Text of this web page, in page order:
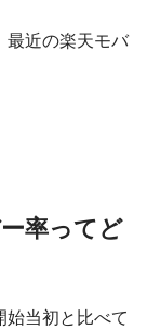
最近の楽天モバ
率ってど
始当初と比べて